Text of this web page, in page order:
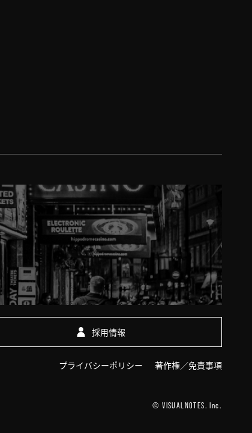
採用情報
プライバシーポリシー 著作権／免責事項
© VISUALNOTES. Inc.